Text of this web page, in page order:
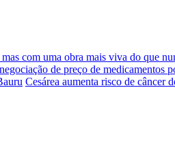
com uma obra mais viva do que
de preço de medicamentos
Cesárea aumenta risco de câncer